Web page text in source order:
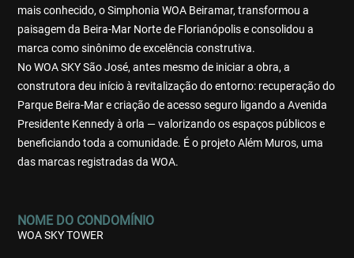
mais conhecido, o Simphonia WOA Beiramar, transformou a
paisagem da Beira-Mar Norte de Florianópolis e consolidou a
marca como sinônimo de excelência construtiva.
No WOA SKY São José, antes mesmo de iniciar a obra, a
construtora deu início à revitalização do entorno: recuperação do
Parque Beira-Mar e criação de acesso seguro ligando a Avenida
Presidente Kennedy à orla — valorizando os espaços públicos e
beneficiando toda a comunidade. É o projeto Além Muros, uma
das marcas registradas da WOA.
NOME DO CONDOMÍNIO
WOA SKY TOWER